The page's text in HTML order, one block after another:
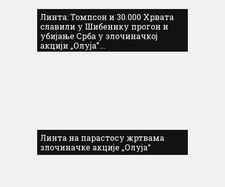
Линта: Томпсон и 30.000 Хрвата
славили у Шибенику прогон и
убијање Срба у злочиначкој
акцији „Олуја”...
Линта на парастосу жртвама
злочиначке акције „Олуја“